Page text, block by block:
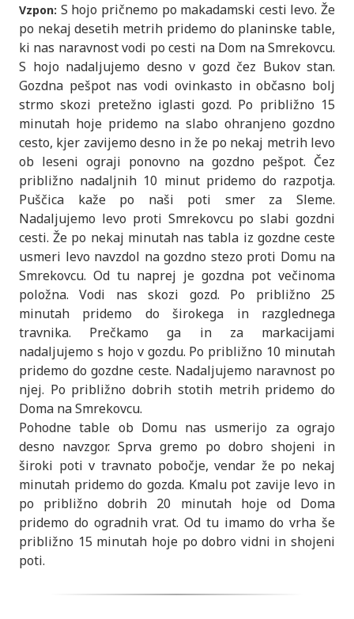
Vzpon: S hojo pričnemo po makadamski cesti levo. Že
po nekaj desetih metrih pridemo do planinske table,
ki nas naravnost vodi po cesti na Dom na Smrekovcu.
S hojo nadaljujemo desno v gozd čez Bukov stan.
Gozdna pešpot nas vodi ovinkasto in občasno bolj
strmo skozi pretežno iglasti gozd. Po približno 15
minutah hoje pridemo na slabo ohranjeno gozdno
cesto, kjer zavijemo desno in že po nekaj metrih levo
ob leseni ograji ponovno na gozdno pešpot. Čez
približno nadaljnih 10 minut pridemo do razpotja.
Puščica kaže po naši poti smer za Sleme.
Nadaljujemo levo proti Smrekovcu po slabi gozdni
cesti. Že po nekaj minutah nas tabla iz gozdne ceste
usmeri levo navzdol na gozdno stezo proti Domu na
Smrekovcu. Od tu naprej je gozdna pot večinoma
položna. Vodi nas skozi gozd. Po približno 25
minutah pridemo do širokega in razglednega
travnika. Prečkamo ga in za markacijami
nadaljujemo s hojo v gozdu. Po približno 10 minutah
pridemo do gozdne ceste. Nadaljujemo naravnost po
njej. Po približno dobrih stotih metrih pridemo do
Doma na Smrekovcu.
Pohodne table ob Domu nas usmerijo za ograjo
desno navzgor. Sprva gremo po dobro shojeni in
široki poti v travnato pobočje, vendar že po nekaj
minutah pridemo do gozda. Kmalu pot zavije levo in
po približno dobrih 20 minutah hoje od Doma
pridemo do ogradnih vrat. Od tu imamo do vrha še
približno 15 minutah hoje po dobro vidni in shojeni
poti.